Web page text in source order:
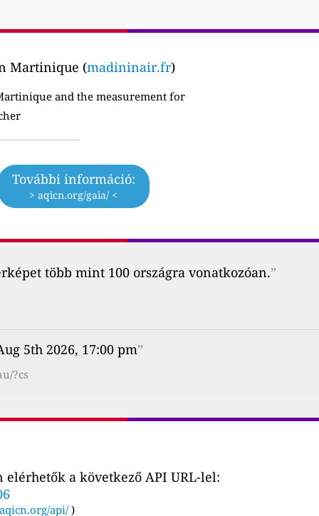
Martinique (madininair.fr)
and the measurement for
További információ:
> aqicn.org/gaia/ <
több mint 100 országra vonatkozóan.”
5th 2026, 17:00 pm”
?cs
a következő API URL-lel:
api/ )